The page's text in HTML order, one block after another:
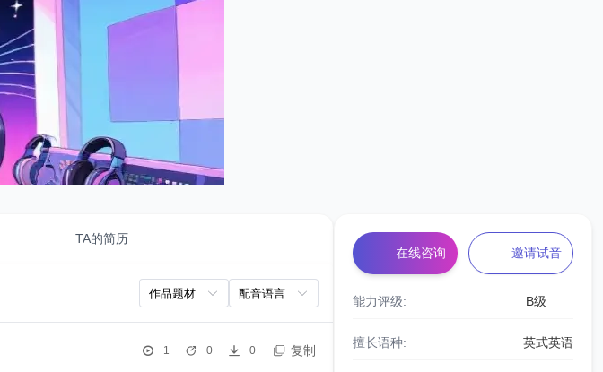
TA的简历
1 0 0 复制
在线咨询 邀请试音
能力评级: B级
擅长语种: 英式英语